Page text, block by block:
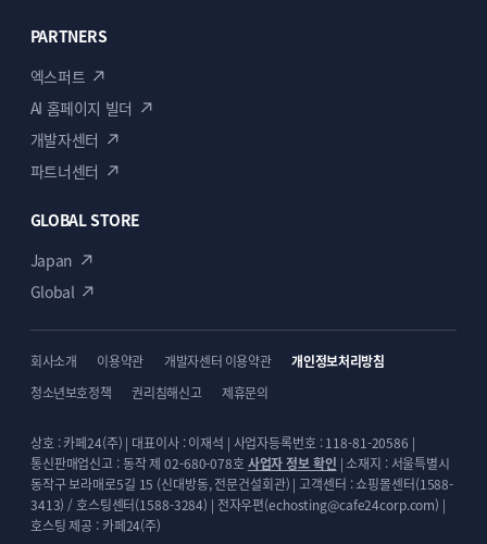
PARTNERS
엑스퍼트
AI 홈페이지 빌더
개발자센터
파트너센터
GLOBAL STORE
Japan
Global
회사소개 이용약관 개발자센터 이용약관
개인정보처리방침
청소년보호정책
권리침해신고 제휴문의
상호 : 카페24(주) | 대표이사 : 이재석 | 사업자등록번호 : 118-81-20586 |
통신판매업신고 : 동작 제 02-680-078호 사업자 정보 확인 | 소재지 : 서울특별시
동작구 보라매로5길 15 (신대방동, 전문건설회관) | 고객센터 : 쇼핑몰센터(1588-
3413) / 호스팅센터(1588-3284) | 전자우편(echosting@cafe24corp.com) |
호스팅 제공 : 카페24(주)